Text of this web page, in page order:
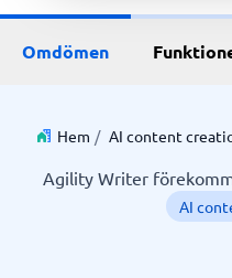
Omdömen
Hem / AI content
Agility Writer
AI